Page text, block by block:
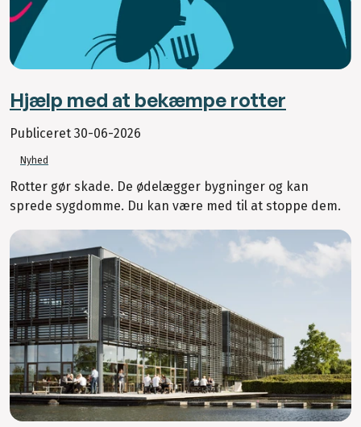
Hjælp med at bekæmpe rotter
Publiceret 30-06-2026
Nyhed
Rotter gør skade. De ødelægger bygninger og kan
sprede sygdomme. Du kan være med til at stoppe dem.